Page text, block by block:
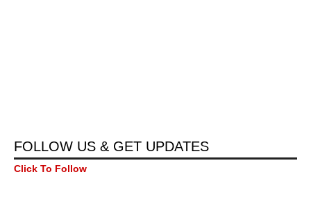
FOLLOW US & GET UPDATES
Click To Follow